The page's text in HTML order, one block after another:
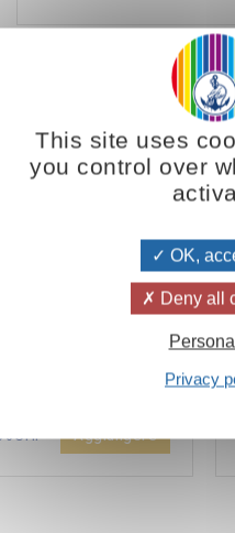
2021
Pensieri Quotidiani
sconto di 2 CHF per
aggiunta all'ordine !
Aggiungere
This site uses
you control over
OK,
Deny all
Privacy